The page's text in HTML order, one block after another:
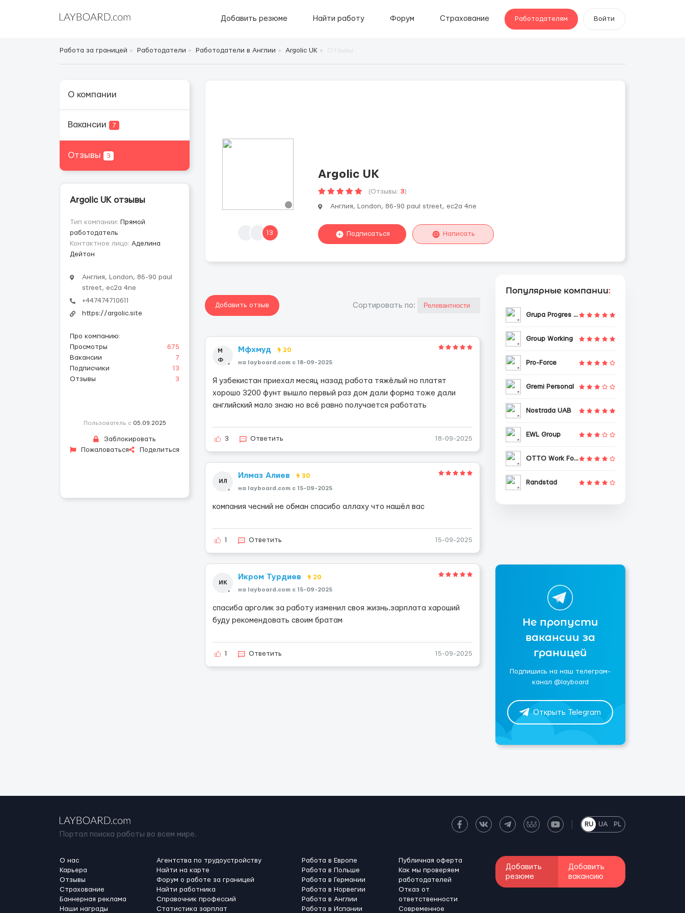
Добавить резюме Найти работу Форум Страхование Работодателям Войти
Работа за границей Работодатели Работодатели в Англии Argolic UK
О компании
Вакансии 7
Отзывы 3
Argolic UK отзывы
Тип компании: Прямой
работодатель
Контактное лицо: Аделина
Дейтон
Англия, London, 86-90 paul
street, ec2a 4ne
+447474710611
https://argolic.site
Про компанию:
Просмотры
675
Вакансии
7
Подписчики
13
Отзывы
3
Пользователь с 05.09.2025
Заблокировать
Пожаловаться
Поделиться
13
Argolic UK
(Отзывы: 3)
Англия, London, 86-90 paul street, ec2a 4ne
Подписаться Написать
Добавить отзыв Cортировать по:
М
Ф
Мфхмуд 20
на layboard.com c 18-09-2025
Я узбекистан приехал месяц назад работа тяжёлый но платят
хорошо 3200 фунт вышло первый раз дом дали форма тоже дали
английский мало знаю но всё равно получается работать
3 Ответить 18-09-2025
ИЛ
Илмаз Алиев 30
на layboard.com c 15-09-2025
компания чесний не обман спасибо аллаху что нашёл вас
1 Ответить 15-09-2025
ИК
Икром Турдиев 20
на layboard.com c 15-09-2025
спасиба арголик за работу изменил своя жизнь.зарплата хароший
буду рекомендовать своим братам
1 Ответить 15-09-2025
Популярные компании:
Grupa Progres Sp. z o.o.
Group Working
Pro-Force
Gremi Personal
Nostrada UAB
EWL Group
OTTO Work Force
Randstad
Не пропусти
вакансии за
границей
Подпишись на наш телеграм-
канал @layboard
Открыть Telegram
Портал поиска работы во всем мире.
RU UA PL
О нас
Карьера
Отзывы
Страхование
Баннерная реклама
Наши награды
Агентства по трудоустройству
Найти на карте
Форум о работе за границей
Найти работника
Справочник профессий
Статистика зарплат
Работа в Европе
Работа в Польше
Работа в Германии
Работа в Норвегии
Работа в Англии
Работа в Испании
Публичная оферта
Как мы проверяем
работодателей
Отказ от
ответственности
Современное
Добавить
резюме
Добавить
вакансию